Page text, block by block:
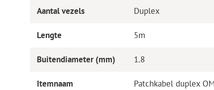
Aantal vezels Duplex
Lengte 5m
Buitendiameter (mm) 1.8
Itemnaam Patchkabel duplex